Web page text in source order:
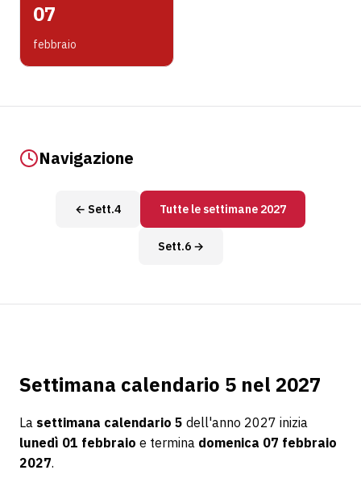
07
febbraio
Navigazione
← Sett.4 Tutte le settimane 2027
Sett.6 →
Settimana calendario 5 nel 2027
La settimana calendario 5 dell'anno 2027 inizia
lunedì 01 febbraio e termina domenica 07 febbraio
2027.